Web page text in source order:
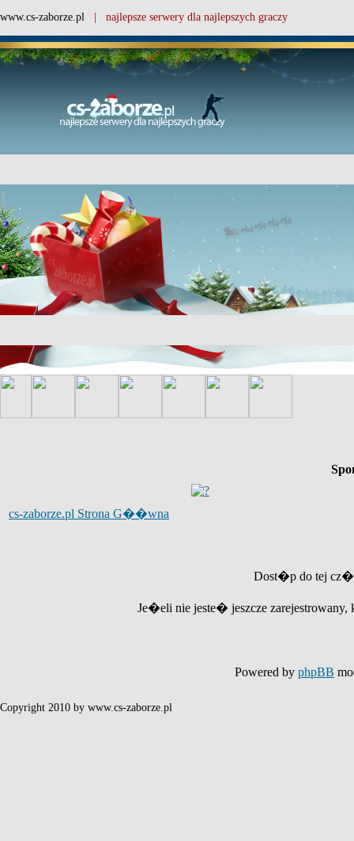
www.cs-zaborze.pl | najlepsze serwery dla najlepszych graczy
cs-zaborze.pl Strona G��wna
Dost�p do tej
Je�eli nie jeste� jeszcze
Powered by phpBB
Copyright 2010 by www.cs-zaborze.pl